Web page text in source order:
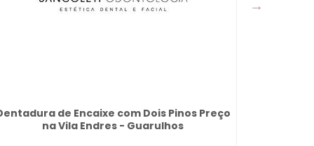
de Encaixe com Dois Pinos Preço
na Vila Endres - Guarulhos